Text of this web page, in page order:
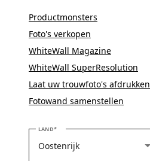
Productmonsters
Foto's verkopen
WhiteWall Magazine
WhiteWall SuperResolution
Laat uw trouwfoto's afdrukken
Fotowand samenstellen
LANDSELECTEER UW LAND